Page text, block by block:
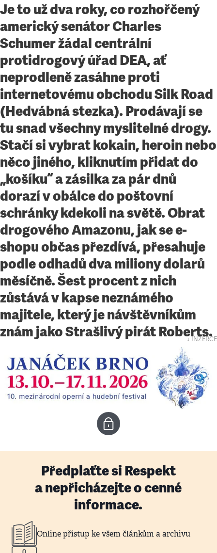
Je to už dva roky, co rozhořčený
americký senátor Charles
Schumer žádal centrální
protidrogový úřad DEA, ať
neprodleně zasáhne proti
internetovému obchodu Silk Road
(Hedvábná stezka). Prodávají se
tu snad všechny myslitelné drogy.
Stačí si vybrat kokain, heroin nebo
něco jiného, kliknutím přidat do
„košíku“ a zásilka za pár dnů
dorazí v obálce do poštovní
schránky kdekoli na světě. Obrat
drogového Amazonu, jak se e-
shopu občas přezdívá, přesahuje
podle odhadů dva miliony dolarů
měsíčně. Šest procent z nich
zůstává v kapse neznámého
majitele, který je návštěvníkům
znám jako Strašlivý pirát Roberts.
↓ INZERCE
Předplaťte si Respekt
a nepřicházejte o cenné
informace.
Online přístup ke všem článkům a archivu